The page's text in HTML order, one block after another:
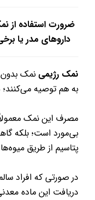
ضرورت استفاده از
داروهای مدر یا
نمک رژیمی نمک بدون
به هم توصیه
مصرف این نمک معمولاً
بی‌مورد است؛ بلکه
پتاسیم از طریق
در صورتی که افراد
دریافت این ماده